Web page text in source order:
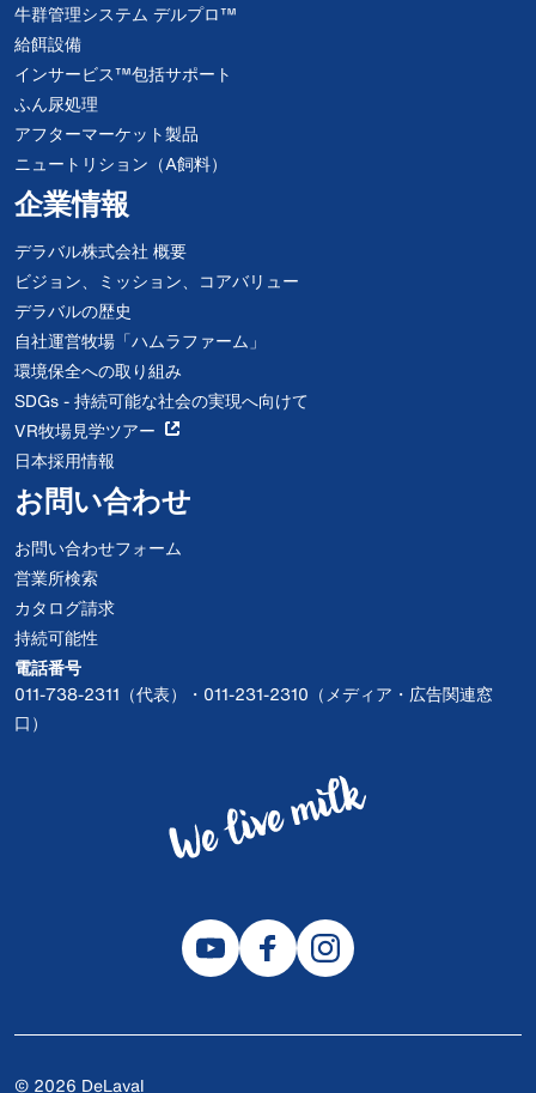
牛群管理システム デルプロ™
給餌設備
インサービス™包括サポート
ふん尿処理
アフターマーケット製品
ニュートリション（A飼料）
企業情報
デラバル株式会社 概要
ビジョン、ミッション、コアバリュー
デラバルの歴史
自社運営牧場「ハムラファーム」
環境保全への取り組み
SDGs - 持続可能な社会の実現へ向けて
VR牧場見学ツアー
日本採用情報
お問い合わせ
お問い合わせフォーム
営業所検索
カタログ請求
持続可能性
電話番号
011-738-2311（代表）・011-231-2310（メディア・広告関連窓
口）
© 2026 DeLaval